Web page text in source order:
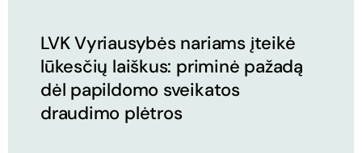
LVK Vyriausybės nariams įteikė
lūkesčių laiškus: priminė pažadą
dėl papildomo sveikatos
draudimo plėtros